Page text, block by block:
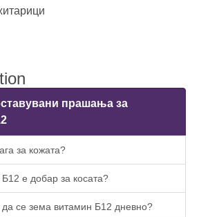
прашања за
за кожата?
е добар за косата?
се зема витамин Б12 дневно?